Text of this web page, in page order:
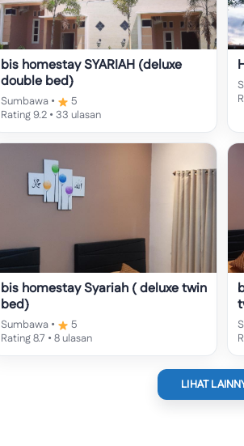
bis homestay SYARIAH (deluxe
double bed)
Sumbawa •
5
Rating 9.2 • 33 ulasan
bis homestay Syariah ( deluxe twin
bed)
Sumbawa •
5
Rating 8.7 • 8 ulasan
LIHAT